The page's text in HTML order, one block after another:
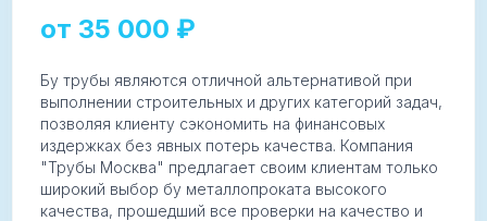
от 35 000 ₽
Бу трубы являются отличной альтернативой при
выполнении строительных и других категорий задач,
позволяя клиенту сэкономить на финансовых
издержках без явных потерь качества. Компания
"Трубы Москва" предлагает своим клиентам только
широкий выбор бу металлопроката высокого
качества, прошедший все проверки на качество и